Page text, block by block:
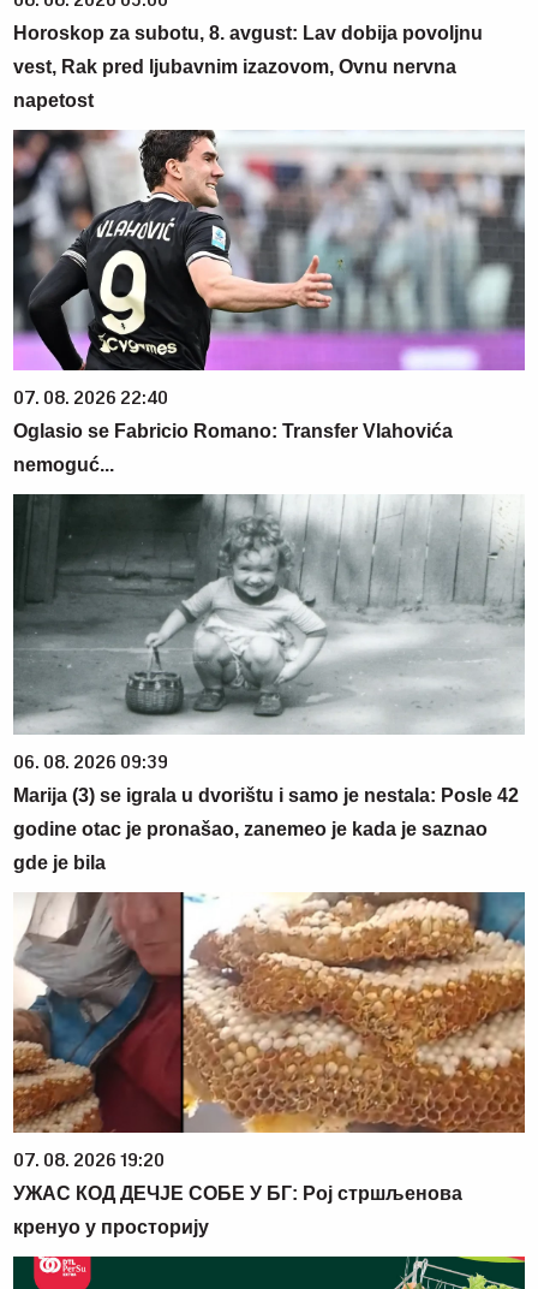
Horoskop za subotu, 8. avgust: Lav dobija povoljnu
vest, Rak pred ljubavnim izazovom, Ovnu nervna
napetost
07. 08. 2026 22:40
Oglasio se Fabricio Romano: Transfer Vlahovića
nemoguć...
06. 08. 2026 09:39
Marija (3) se igrala u dvorištu i samo je nestala: Posle 42
godine otac je pronašao, zanemeo je kada je saznao
gde je bila
07. 08. 2026 19:20
УЖАС КОД ДЕЧЈЕ СОБЕ У БГ: Рој стршљенова
кренуо у просторију